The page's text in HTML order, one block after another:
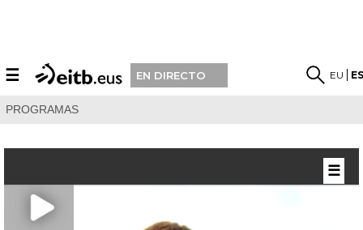
☰ EN DIRECTO EU
PROGRAMAS
☰